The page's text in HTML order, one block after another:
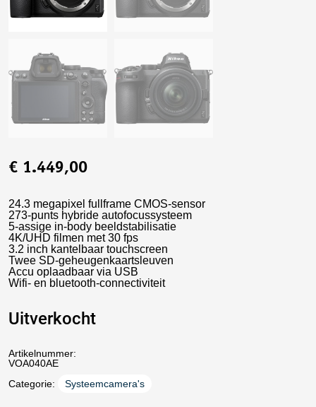
€ 1.449,00
24.3 megapixel fullframe CMOS-sensor
273-punts hybride autofocussysteem
5-assige in-body beeldstabilisatie
4K/UHD filmen met 30 fps
3.2 inch kantelbaar touchscreen
Twee SD-geheugenkaartsleuven
Accu oplaadbaar via USB
Wifi- en bluetooth-connectiviteit
Uitverkocht
Artikelnummer:
VOA040AE
Categorie:
Systeemcamera's